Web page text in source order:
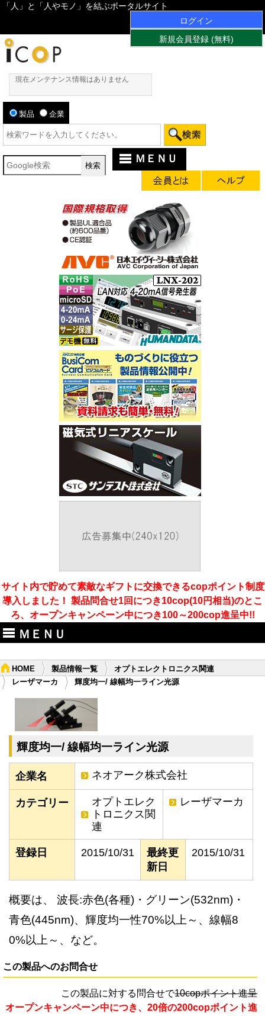
「人」と「人やモノ」を結ぶポータルサイト
ログイン
新規会員登録 (無料)
現在メンテナンス情報はありません
製品 企業
ＭＥＮＵ
サイト内で貯めて素敵なギフトに交換できるcopポイント制度
導入しました！ 製品問合せ1回につき10cop(10円相当)のとこ
ろ、オープンキャンペーン中につき100～200cop進呈中!!
ＭＥＮＵ
HOME 製品情報一覧
オプトエレクトロニクス関連
レーザマーカ
輝度均一/ 線幅均一ライン光源
輝度均一/ 線幅均一ライン光源
企業名 ネオアーク株式会社
カテゴリー
オプトエレク
トロニクス関
連
レーザマーカ
登録日 2015/10/31
最終更
新日
2015/10/31
概要は、 波長:赤色(各種)・グリーン(532nm)・
青色(445nm)、輝度均一性70%以上～、線幅8
0%以上～、など。
この製品へのお問合せ
この製品に対する問合せで10copポイント進呈
オープンキャンペーン中につき、20倍の200copポイント進